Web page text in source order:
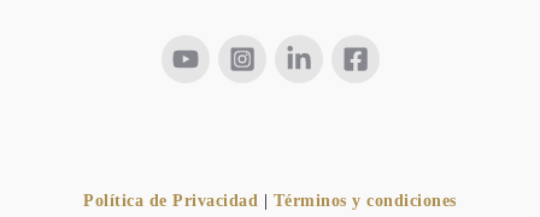
Política de Privacidad Términos y condiciones